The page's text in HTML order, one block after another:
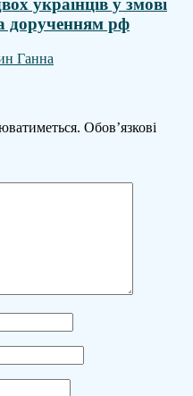
українців у змові
дорученням рф
Ганна
Обов’язкові